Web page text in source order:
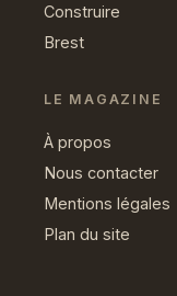
Construire
Brest
LE MAGAZINE
À propos
Nous contacter
Mentions légales
Plan du site